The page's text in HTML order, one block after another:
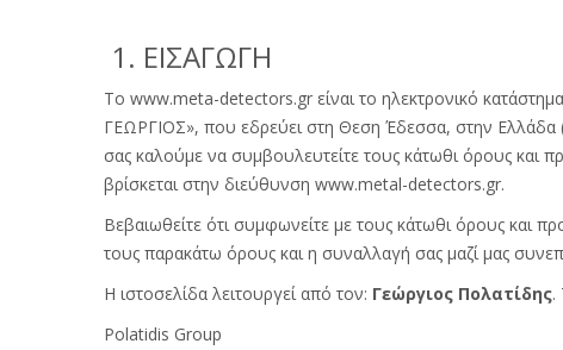
1. ΕΙΣΑΓΩΓΗ
Το www.meta-detectors.gr είναι το ηλεκτρονικό
ΓΕΩΡΓΙΟΣ», που εδρεύει στη Θεση Έδεσσα, στην Ελλάδα
σας καλούμε να συμβουλευτείτε τους κάτωθι όρους και
βρίσκεται στην διεύθυνση www.metal-detectors.gr.
Βεβαιωθείτε ότι συμφωνείτε με τους κάτωθι όρους και
τους παρακάτω όρους και η συναλλαγή σας μαζί μας
Η ιστοσελίδα λειτουργεί από τον: Γεώργιος Πολατίδης.
Polatidis Group